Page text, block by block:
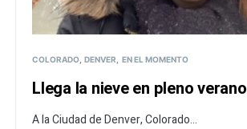
COLORADO DENVER EN EL MOMENTO
Llega la nieve en pleno verano
A la Ciudad de Denver, Colorado...